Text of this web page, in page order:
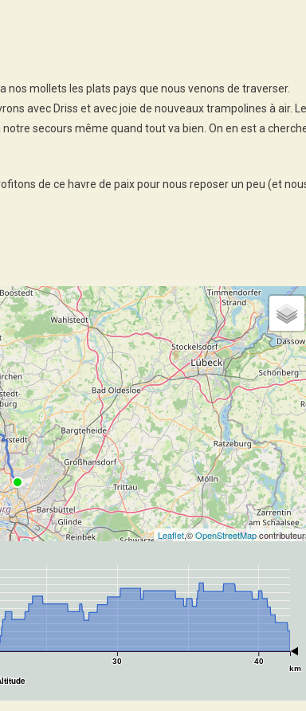
mollets les plats pays que nous venons de traverser.
avec Driss et avec joie de nouveaux trampolines à air.
secours même quand tout va bien. On en est a
de ce havre de paix pour nous reposer un peu (et
Leaflet,©OpenStreetMap
30 40
km